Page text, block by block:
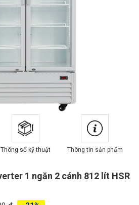
Thông số kỹ thuật Thông tin sản phẩm
1 ngăn 2 cánh 812 lít HSR